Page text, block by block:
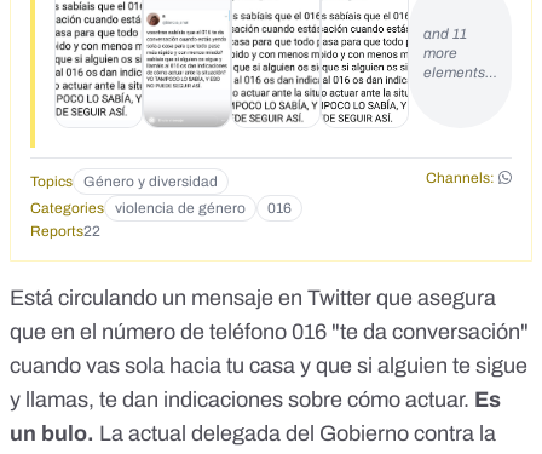
and 11
more
elements…
Topics Género y diversidad
Channels:
Categories
violencia de género
016
Reports22
Está circulando un mensaje en Twitter que asegura
que en el número de teléfono 016 "te da conversación"
cuando vas sola hacia tu casa y que si alguien te sigue
y llamas, te dan indicaciones sobre cómo actuar. Es
un bulo. La actual delegada del Gobierno contra la